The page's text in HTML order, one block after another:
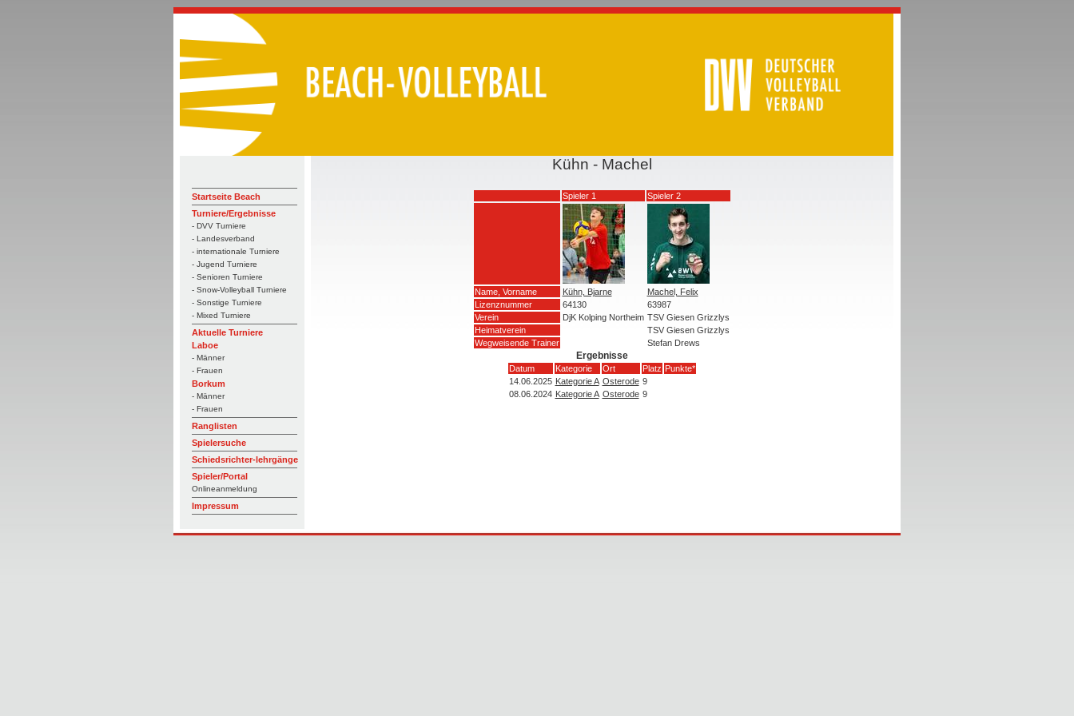
Startseite Beach
Turniere/Ergebnisse
- DVV Turniere
- Landesverband
- internationale Turniere
- Jugend Turniere
- Senioren Turniere
- Snow-Volleyball Turniere
- Sonstige Turniere
- Mixed Turniere
Aktuelle Turniere
Laboe
- Männer
- Frauen
Borkum
- Männer
- Frauen
Ranglisten
Spielersuche
Schiedsrichter-lehrgänge
Spieler/Portal
Onlineanmeldung
Impressum
Kühn - Machel
Spieler 1 Spieler 2
Name, Vorname Kühn, Bjarne
Machel, Felix
Lizenznummer
64130
63987
Verein
DjK Kolping Northeim TSV Giesen Grizzlys
Heimatverein
TSV Giesen Grizzlys
Wegweisende Trainer
Stefan Drews
Ergebnisse
Datum Kategorie Ort Platz Punkte*
14.06.2025 Kategorie A Osterode 9
08.06.2024 Kategorie A Osterode 9